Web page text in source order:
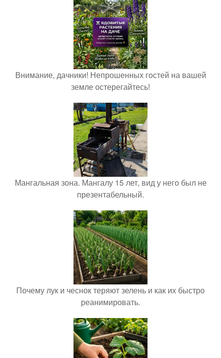
Внимание, дачники! Непрошенных гостей на вашей
земле остерегайтесь!
Мангальная зона. Мангалу 15 лет, вид у него был не
презентабельный.
Почему лук и чеснок теряют зелень и как их быстро
реанимировать.